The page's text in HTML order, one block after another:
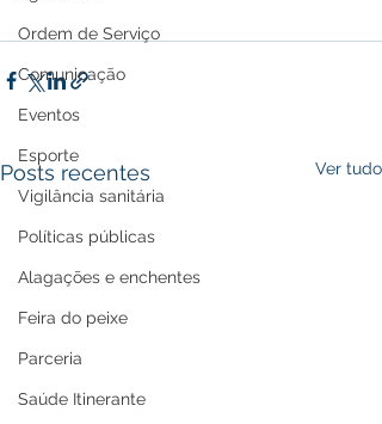
Ordem de Serviço
Comunicação
Eventos
Esporte
Vigilância sanitária
Políticas públicas
Alagações e enchentes
Feira do peixe
Parceria
Saúde Itinerante
Posts recentes Ver tudo